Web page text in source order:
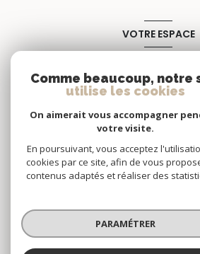
VOTRE ESPACE
© 2026 | Tous droits
Nos honoraires
Nos
Admin
Politique RGPD
Comme beaucoup, notre
utilise les cookies
On aimerait vous accompagner
votre visite.
En poursuivant, vous acceptez
cookies par ce site, afin de vous
contenus adaptés et réaliser des
PARAMÉTRER